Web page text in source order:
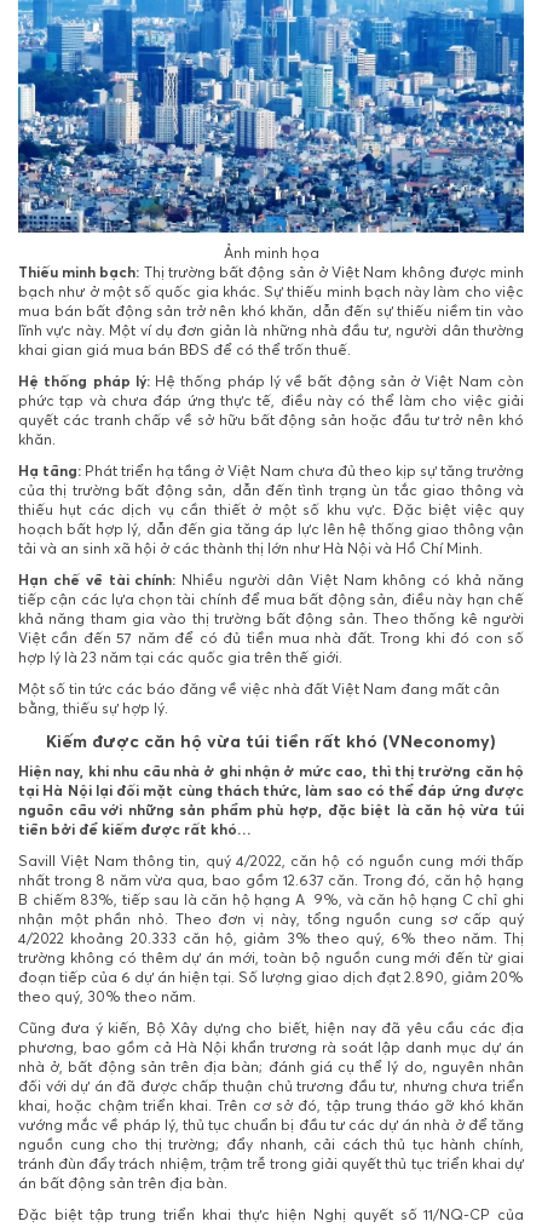
Ảnh minh họa
Thiếu minh bạch: Thị trường bất động sản ở Việt Nam không được minh
bạch như ở một số quốc gia khác. Sự thiếu minh bạch này làm cho việc
mua bán bất động sản trở nên khó khăn, dẫn đến sự thiếu niềm tin vào
lĩnh vực này. Một ví dụ đơn giản là những nhà đầu tư, người dân thường
khai gian giá mua bán BĐS để có thể trốn thuế.
Hệ thống pháp lý: Hệ thống pháp lý về bất động sản ở Việt Nam còn
phức tạp và chưa đáp ứng thực tế, điều này có thể làm cho việc giải
quyết các tranh chấp về sở hữu bất động sản hoặc đầu tư trở nên khó
khăn.
Hạ tầng: Phát triển hạ tầng ở Việt Nam chưa đủ theo kịp sự tăng trưởng
của thị trường bất động sản, dẫn đến tình trạng ùn tắc giao thông và
thiếu hụt các dịch vụ cần thiết ở một số khu vực. Đặc biệt việc quy
hoạch bất hợp lý, dẫn đến gia tăng áp lực lên hệ thống giao thông vận
tải và an sinh xã hội ở các thành thị lớn như Hà Nội và Hồ Chí Minh.
Hạn chế về tài chính: Nhiều người dân Việt Nam không có khả năng
tiếp cận các lựa chọn tài chính để mua bất động sản, điều này hạn chế
khả năng tham gia vào thị trường bất động sản. Theo thống kê người
Việt cần đến 57 năm để có đủ tiền mua nhà đất. Trong khi đó con số
hợp lý là 23 năm tại các quốc gia trên thế giới.
Một số tin tức các báo đăng về việc nhà đất Việt Nam đang mất cân
bằng, thiếu sự hợp lý.
Kiếm được căn hộ vừa túi tiền rất khó (VNeconomy)
Hiện nay, khi nhu cầu nhà ở ghi nhận ở mức cao, thì thị trường căn hộ
tại Hà Nội lại đối mặt cùng thách thức, làm sao có thể đáp ứng được
nguồn cầu với những sản phẩm phù hợp, đặc biệt là căn hộ vừa túi
tiền bởi để kiếm được rất khó…
Savill Việt Nam thông tin, quý 4/2022, căn hộ có nguồn cung mới thấp
nhất trong 8 năm vừa qua, bao gồm 12.637 căn. Trong đó, căn hộ hạng
B chiếm 83%, tiếp sau là căn hộ hạng A 9%, và căn hộ hạng C chỉ ghi
nhận một phần nhỏ. Theo đơn vị này, tổng nguồn cung sơ cấp quý
4/2022 khoảng 20.333 căn hộ, giảm 3% theo quý, 6% theo năm. Thị
trường không có thêm dự án mới, toàn bộ nguồn cung mới đến từ giai
đoạn tiếp của 6 dự án hiện tại. Số lượng giao dịch đạt 2.890, giảm 20%
theo quý, 30% theo năm.
Cũng đưa ý kiến, Bộ Xây dựng cho biết, hiện nay đã yêu cầu các địa
phương, bao gồm cả Hà Nội khẩn trương rà soát lập danh mục dự án
nhà ở, bất động sản trên địa bàn; đánh giá cụ thể lý do, nguyên nhân
đối với dự án đã được chấp thuận chủ trương đầu tư, nhưng chưa triển
khai, hoặc chậm triển khai. Trên cơ sở đó, tập trung tháo gỡ khó khăn
vướng mắc về pháp lý, thủ tục chuẩn bị đầu tư các dự án nhà ở để tăng
nguồn cung cho thị trường; đẩy nhanh, cải cách thủ tục hành chính,
tránh đùn đẩy trách nhiệm, trậm trễ trong giải quyết thủ tục triển khai dự
án bất động sản trên địa bàn.
Đặc biệt tập trung triển khai thực hiện Nghị quyết số 11/NQ-CP của